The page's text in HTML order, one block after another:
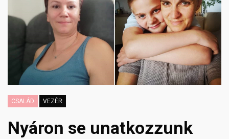
CSALÁD VEZÉR
Nyáron se unatkozzunk